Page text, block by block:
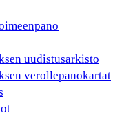
uudistusarkisto
verollepanokartat